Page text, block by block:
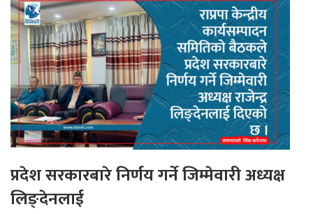
प्रदेश सरकारबारे निर्णय गर्ने जिम्मेवारी अध्यक्ष
लिङ्देनलाई